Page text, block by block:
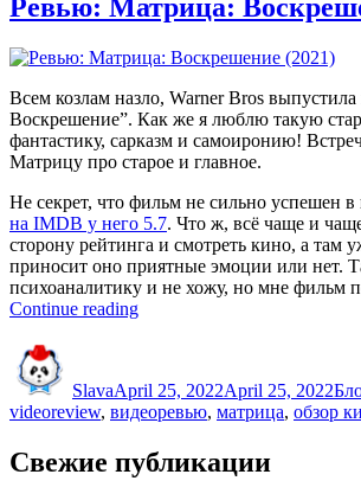
Ревью: Матрица:
Всем козлам назло, Warner Bros
Воскрешение”. Как же я люблю такую
фантастику, сарказм и самоиронию!
Матрицу про старое и главное.
Не секрет, что фильм не сильно успешен в
на IMDB у него 5.7. Что ж, всё чаще и
сторону рейтинга и смотреть кино, а там
приносит оно приятные эмоции или нет.
психоаналитику и не хожу, но мне фильм
Continue reading“Ревью:
SlavaApril 25, 2022April 25, 2022
videoreview, видеоревью, матрица, обзор
Свежие публикации